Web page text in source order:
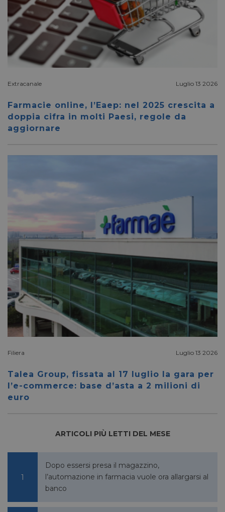
Extracanale Luglio 13 2026
Farmacie online, l’Eaep: nel 2025 crescita a
doppia cifra in molti Paesi, regole da
aggiornare
Filiera Luglio 13 2026
Talea Group, fissata al 17 luglio la gara per
l’e-commerce: base d’asta a 2 milioni di
euro
ARTICOLI PIÙ LETTI DEL MESE
Dopo essersi presa il magazzino,
l’automazione in farmacia vuole ora allargarsi al
banco
Corporation
.linkedin.com
settimane
_fbp
Meta Platform Inc.
2 mesi 4
bcookie
Microsoft
Corporation
.linkedin.com
lidc
Microsoft
Corporation
.linkedin.com
1 giorno
Sessione
VISITOR_INFO1_LIVE
Google LLC
.youtube.com
5 mesi 4
settimane
NOME FORNITORE
/DOMINIO
SCADENZA